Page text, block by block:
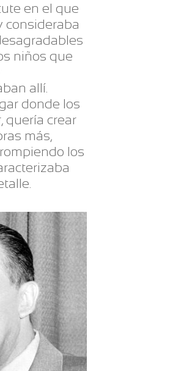
en el que
consideraba
niños que
allí.
donde los
quería crear
más,
los